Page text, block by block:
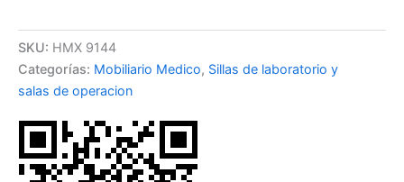
SKU: HMX 9144
Categorías: Mobiliario Medico, Sillas de laboratorio y
salas de operacion